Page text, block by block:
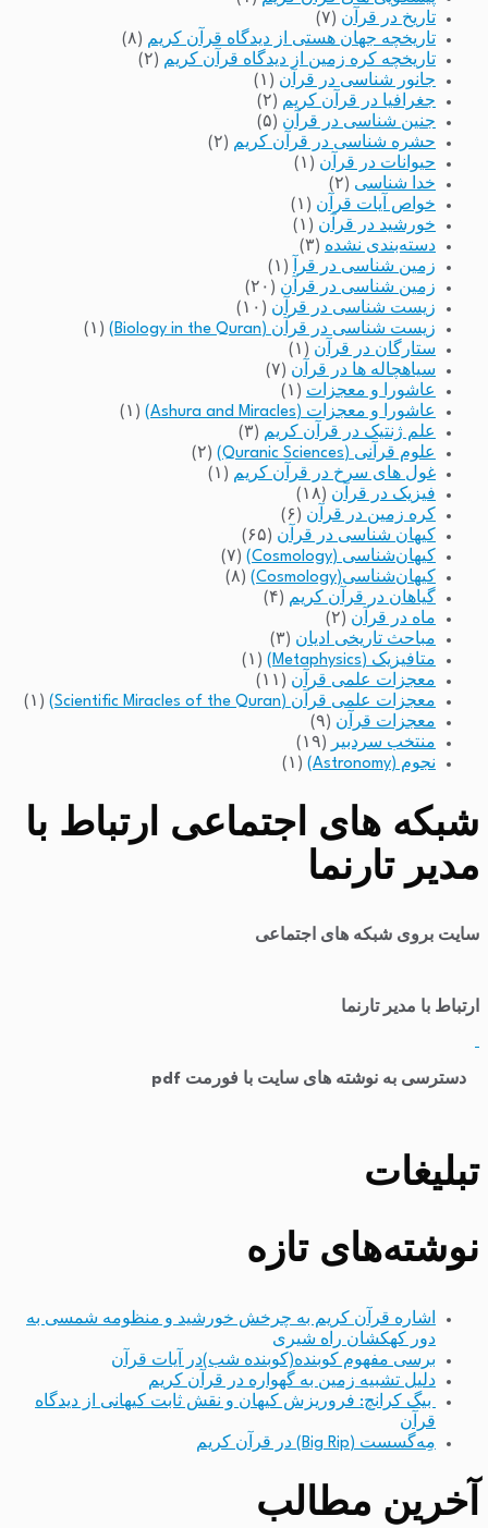
تاریخ در قرآن (۷)
تاریخچه جهان هستی از دیدگاه قرآن کریم (۸)
تاریخچه کره زمین از دیدگاه قرآن کریم (۲)
جانور شناسی در قرآن (۱)
جغرافیا در قرآن کریم (۲)
جنین شناسی در قرآن (۵)
حشره شناسی در قرآن کریم (۲)
حیوانات در قرآن (۱)
خدا شناسی (۲)
خواص آیات قرآن (۱)
خورشید در قرآن (۱)
دسته‌بندی نشده (۳)
زمین شناسی در قرآ
(۱)
زمین شناسی در قرآن (۲۰)
زیست شناسی در قرآن (۱۰)
زیست شناسی در قرآن (Biology in the Quran)
(۱)
ستارگان در قرآن (۱)
سیاهچاله ها در قرآن (۷)
عاشورا و معجزات (۱)
عاشورا و معجزات (Ashura and Miracles)
(۱)
علم ژنتیک در قرآن کریم (۳)
علوم قرآنی (Quranic Sciences)
(۲)
غول های سرخ در قرآن کریم (۱)
فیزیک در قرآن (۱۸)
کره زمین در قرآن (۶)
کیهان شناسی در قرآن (۶۵)
کیهان‌شناسی (Cosmology)
(۷)
کیهان‌شناسی(Cosmology)
(۸)
گیاهان در قرآن کریم (۴)
ماه در قرآن (۲)
مباحث تاریخی ادیان (۳)
متافیزیک (Metaphysics)
(۱)
معجزات علمی قرآن (۱۱)
معجزات علمی قرآن (Scientific Miracles of the Quran)
(۱)
معجزات قرآن (۹)
منتخب سردبیر
(۱۹)
نجوم (Astronomy)
(۱)
شبکه های اجتماعی ارتباط با
مدیر تارنما
سایت بروی شبکه های اجتماعی
ارتباط با مدیر تارنما
دسترسی به نوشته های سایت با فورمت pdf
تبلیغات
نوشته‌های تازه
اشاره قرآن کریم به چرخش خورشید و منظومه شمسی به
دور کهکشان راه شیری
برسی مفهوم کوبنده(کوبنده شب)در آیات قرآن
دلیل تشبیه زمین به گهواره در قرآن کریم
بیگ کرانچ: فروریزش کیهان و نقش ثابت کیهانی از دیدگاه
قرآن
مِه‌گسست (Big Rip) در قرآن کریم
آخرین مطالب